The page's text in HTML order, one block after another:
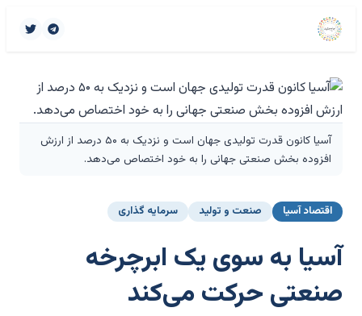
آسیا کانون قدرت تولیدی جهان است و نزدیک به ۵۰ درصد از ارزش
افزوده بخش صنعتی جهانی را به خود اختصاص می‌دهد.
اقتصاد آسیا صنعت و تولید سرمایه گذاری
آسیا به سوی یک ابرچرخه
صنعتی حرکت می‌کند